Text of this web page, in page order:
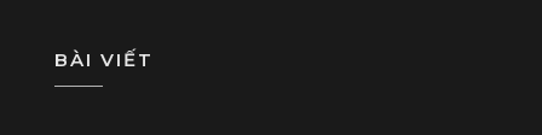
BÀI VIẾT